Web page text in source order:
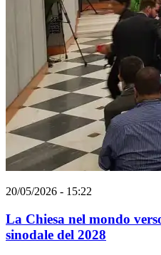
20/05/2026 - 15:22
La Chiesa nel mondo
sinodale del 2028